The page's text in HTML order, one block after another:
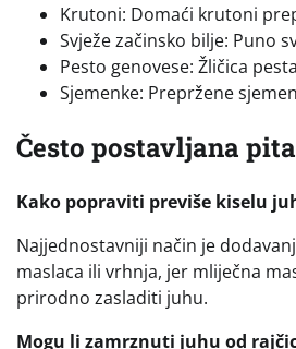
Krutoni: Domaći krutoni
Svježe začinsko bilje: Puno
Pesto genovese: Žličica
Sjemenke: Prepržene
Često postavljana
Kako popraviti previše kiselu
Najjednostavniji način je
maslaca ili vrhnja, jer mliječna
prirodno zasladiti juhu.
Mogu li zamrznuti juhu od